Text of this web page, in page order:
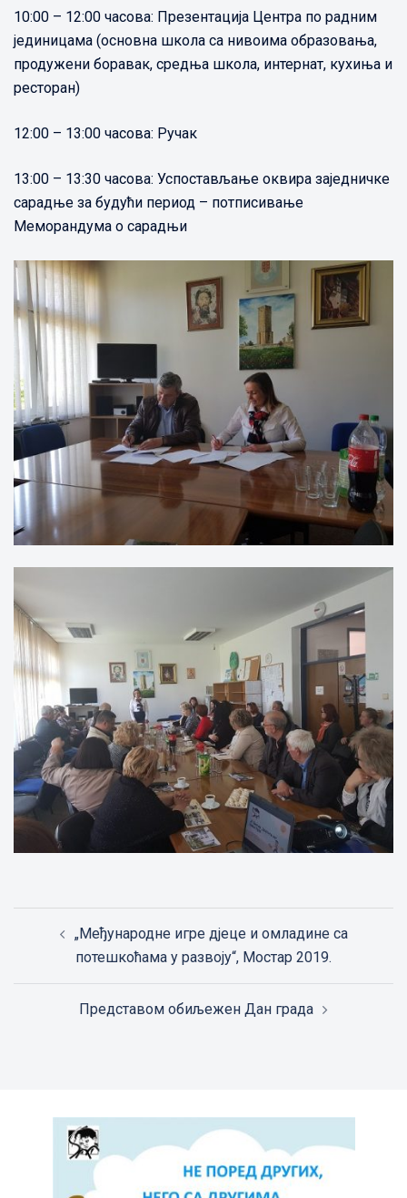
10:00 – 12:00 часова: Презентација Центра по радним
јединицама (основна школа са нивоима образовања,
продужени боравак, средња школа, интернат, кухиња и
ресторан)
12:00 – 13:00 часова: Ручак
13:00 – 13:30 часова: Успостављање оквира заједничке
сарадње за будући период – потписивање
Меморандума о сарадњи
navigation„Међународне игре дјеце и омладине са
потешкоћама у развоју“, Мостар 2019.
Представом обиљежен Дан града